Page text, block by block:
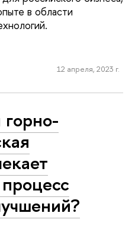
в области
12 апреля, 2023 г.